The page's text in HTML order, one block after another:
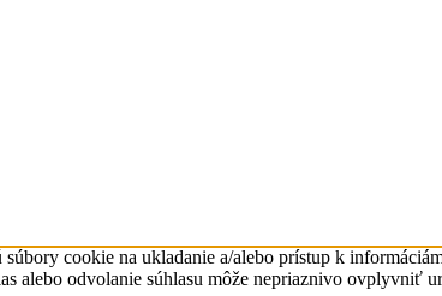
cookie na ukladanie a/alebo prístup k
alebo odvolanie súhlasu môže nepriaznivo ovplyvniť